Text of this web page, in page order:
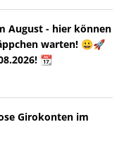
August - hier können
warten! 😀🚀
📆
Girokonten im